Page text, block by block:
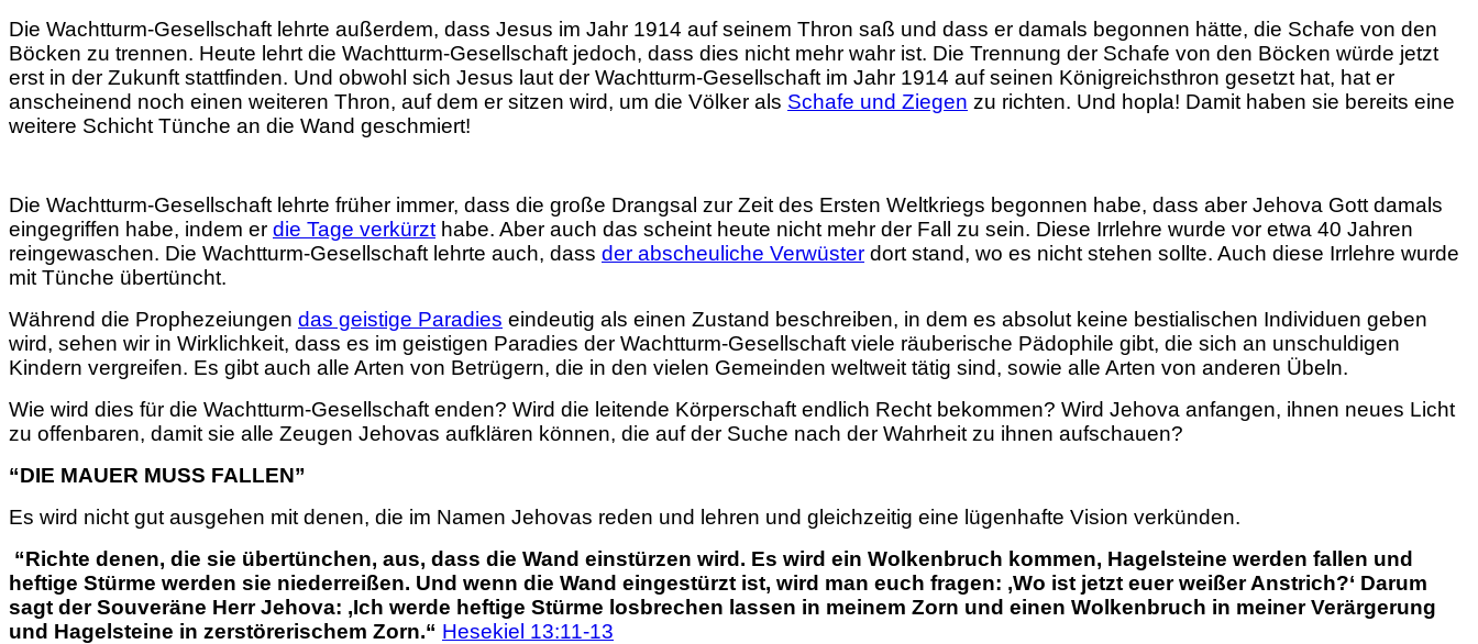
Die Wachtturm-Gesellschaft lehrte außerdem, dass Jesus im Jahr 1914 auf seinem Thron saß und dass er damals begonnen hätte, die Schafe von den
Böcken zu trennen. Heute lehrt die Wachtturm-Gesellschaft jedoch, dass dies nicht mehr wahr ist. Die Trennung der Schafe von den Böcken würde jetzt
erst in der Zukunft stattfinden. Und obwohl sich Jesus laut der Wachtturm-Gesellschaft im Jahr 1914 auf seinen Königreichsthron gesetzt hat, hat er
anscheinend noch einen weiteren Thron, auf dem er sitzen wird, um die Völker als Schafe und Ziegen zu richten. Und hopla! Damit haben sie bereits eine
weitere Schicht Tünche an die Wand geschmiert!
Die Wachtturm-Gesellschaft lehrte früher immer, dass die große Drangsal zur Zeit des Ersten Weltkriegs begonnen habe, dass aber Jehova Gott damals
eingegriffen habe, indem er die Tage verkürzt habe. Aber auch das scheint heute nicht mehr der Fall zu sein. Diese Irrlehre wurde vor etwa 40 Jahren
reingewaschen. Die Wachtturm-Gesellschaft lehrte auch, dass der abscheuliche Verwüster dort stand, wo es nicht stehen sollte. Auch diese Irrlehre wurde
mit Tünche übertüncht.
Während die Prophezeiungen das geistige Paradies eindeutig als einen Zustand beschreiben, in dem es absolut keine bestialischen Individuen geben
wird, sehen wir in Wirklichkeit, dass es im geistigen Paradies der Wachtturm-Gesellschaft viele räuberische Pädophile gibt, die sich an unschuldigen
Kindern vergreifen. Es gibt auch alle Arten von Betrügern, die in den vielen Gemeinden weltweit tätig sind, sowie alle Arten von anderen Übeln.
Wie wird dies für die Wachtturm-Gesellschaft enden? Wird die leitende Körperschaft endlich Recht bekommen? Wird Jehova anfangen, ihnen neues Licht
zu offenbaren, damit sie alle Zeugen Jehovas aufklären können, die auf der Suche nach der Wahrheit zu ihnen aufschauen?
“DIE MAUER MUSS FALLEN”
Es wird nicht gut ausgehen mit denen, die im Namen Jehovas reden und lehren und gleichzeitig eine lügenhafte Vision verkünden.
“Richte denen, die sie übertünchen, aus, dass die Wand einstürzen wird. Es wird ein Wolkenbruch kommen, Hagelsteine werden fallen und
heftige Stürme werden sie niederreißen. Und wenn die Wand eingestürzt ist, wird man euch fragen: ‚Wo ist jetzt euer weißer Anstrich?‘ Darum
sagt der Souveräne Herr Jehova: ‚Ich werde heftige Stürme losbrechen lassen in meinem Zorn und einen Wolkenbruch in meiner Verärgerung
und Hagelsteine in zerstörerischem Zorn.“ Hesekiel 13:11-13